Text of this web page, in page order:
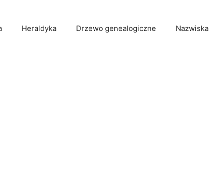
Heraldyka Drzewo genealogiczne Nazwiska